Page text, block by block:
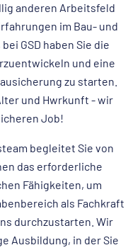
anderen Arbeitsfeld
im Bau- und
GSD haben Sie die
und eine
zu starten.
und Hwrkunft - wir
Job!
begleitet Sie von
das erforderliche
Fähigkeiten, um
als Fachkraft
durchzustarten. Wir
Ausbildung, in der Sie